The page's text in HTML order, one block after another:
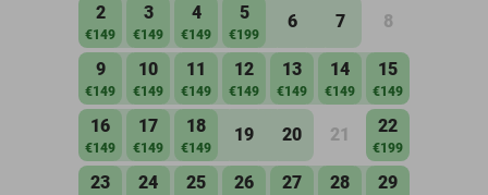
2
€149
3
€149
4
€149
5
€199
6 7 8
9
€149
10
€149
11
€149
12
€149
13
€149
14
€149
15
€149
16
€149
17
€149
18
€149
19 20 21 22
€199
23 24 25 26 27 28 29